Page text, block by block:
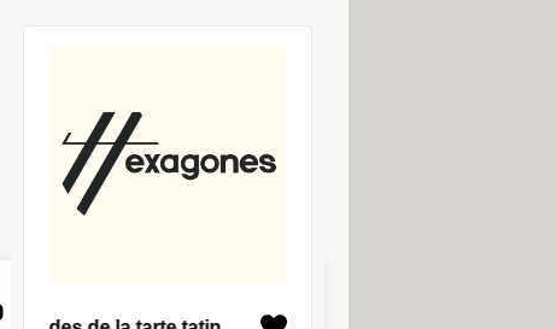
années 2010 étaient souvent dotés
de macOS et de Linux –
Et, sur un ordinateur fixe ou
vive. L'opération est rapide, sans
SO-DIMM (pour PC portable) à
de 2 Go, soit 20 euros pour quatre
Mémoire